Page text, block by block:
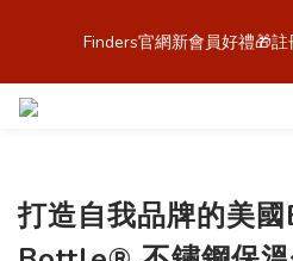
商城，購買最
Finders官網新會員好禮🎁
歡迎來到 Finders🎉【Blender
打造自我品牌的美